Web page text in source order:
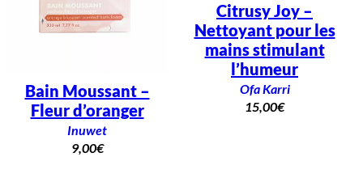
Bain Moussant –
Fleur d’oranger
Inuwet
9,00€
Citrusy Joy –
Nettoyant pour les
mains stimulant
l’humeur
Ofa Karri
15,00€